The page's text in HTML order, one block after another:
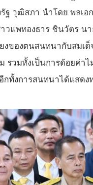
ฐ วุฒิสภา นำโดย พลเ
แพทองธาร ชินวัตร น
ของตนสนทนากับสมเ
วมทั้งเป็นการด้อยค่าไ
งการสนทนาได้แสดง